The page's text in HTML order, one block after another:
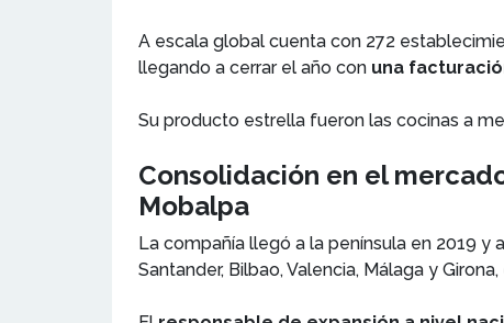
A escala global cuenta con 272
llegando a cerrar el año con una
Su producto estrella fueron las cocinas a
Consolidación en el
Mobalpa
La compañía llegó a la península en 2019
Santander, Bilbao, Valencia, Málaga y